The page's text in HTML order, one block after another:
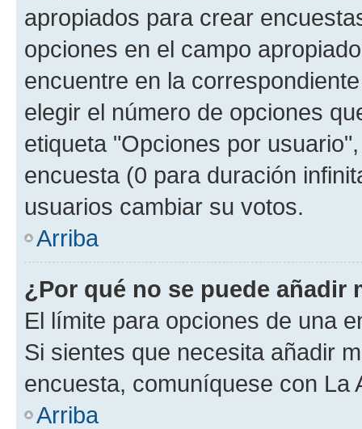
apropiados para crear
opciones en el campo
encuentre en la
elegir el número de opciones
etiqueta "Opciones por
encuesta (0 para duración
usuarios cambiar su votos.
Arriba
¿Por qué no se puede añadir
El límite para opciones de una
Si sientes que necesita añadir
encuesta, comuníquese con La
Arriba